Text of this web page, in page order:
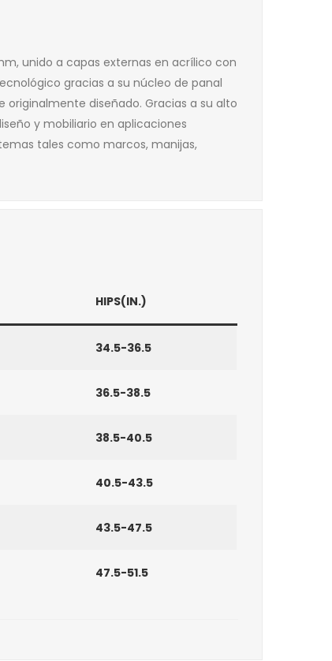
unido a capas externas en acrílico con
gracias a su núcleo de panal
diseñado. Gracias a su alto
y mobiliario en aplicaciones
tales como marcos, manijas,
HIPS(IN.)
34.5-36.5
36.5-38.5
38.5-40.5
40.5-43.5
43.5-47.5
47.5-51.5